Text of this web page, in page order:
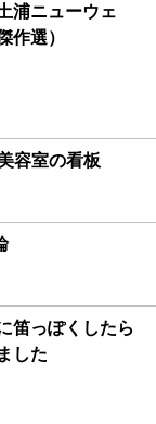
浦ニューウェ
作選）
容室の看板
笛っぽくしたら
した